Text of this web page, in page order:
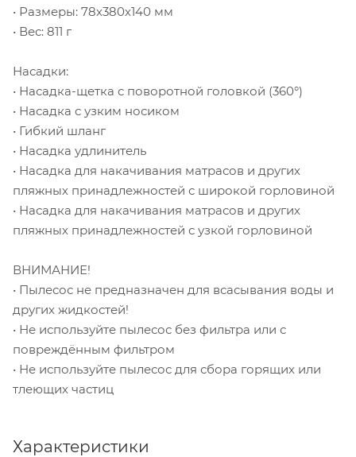
• Размеры: 78х380х140 мм
• Вес: 811 г
Насадки:
• Насадка-щетка с поворотной головкой (360°)
• Насадка с узким носиком
• Гибкий шланг
• Насадка удлинитель
• Насадка для накачивания матрасов и других
пляжных принадлежностей с широкой горловиной
• Насадка для накачивания матрасов и других
пляжных принадлежностей с узкой горловиной
ВНИМАНИЕ!
• Пылесос не предназначен для всасывания воды и
других жидкостей!
• Не используйте пылесос без фильтра или с
повреждённым фильтром
• Не используйте пылесос для сбора горящих или
тлеющих частиц
Характеристики